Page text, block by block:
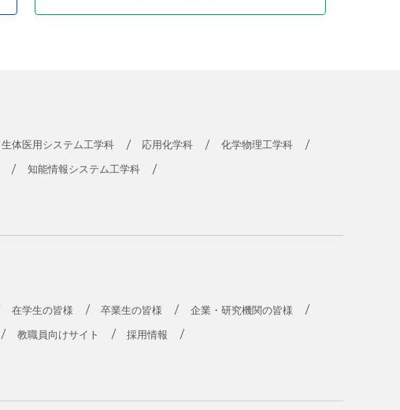
生体医用システム工学科 応用化学科 化学物理工学科
知能情報システム工学科
在学生の皆様 卒業生の皆様 企業・研究機関の皆様
教職員向けサイト 採用情報